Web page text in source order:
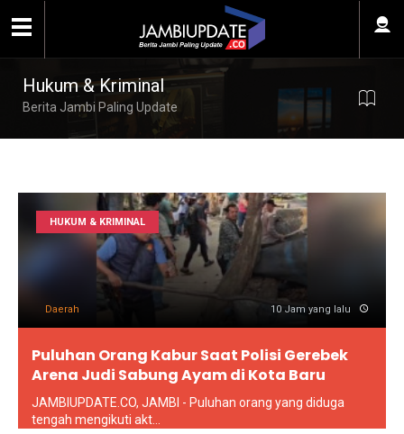
Hukum & Kriminal
Berita Jambi Paling Update
HUKUM & KRIMINAL
Daerah 10 Jam yang lalu
Puluhan Orang Kabur Saat Polisi Gerebek
Arena Judi Sabung Ayam di Kota Baru
JAMBIUPDATE.CO, JAMBI - Puluhan orang yang diduga
tengah mengikuti akt...